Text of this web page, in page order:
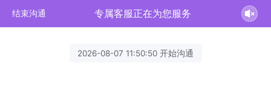
结束沟通 专属客服正在为您服务
2026-08-07 11:50:50 开始沟通